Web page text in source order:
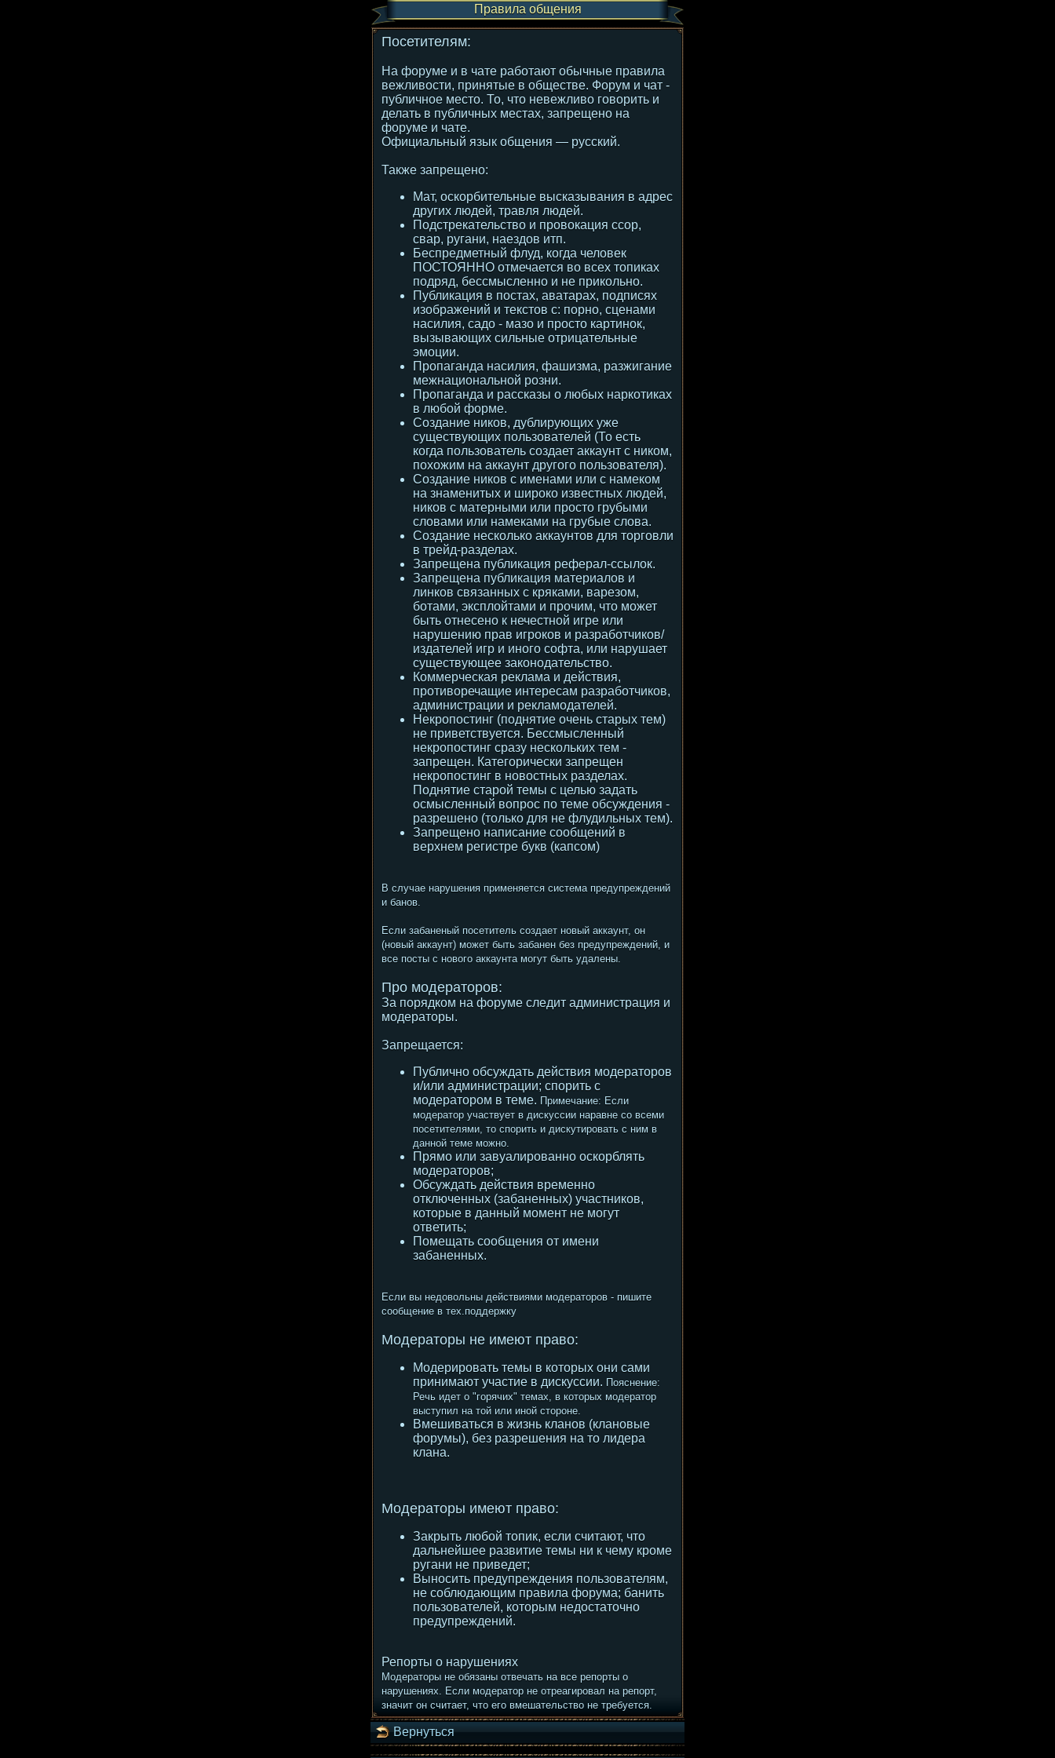
Правила общения
Посетителям:
На форуме и в чате работают обычные правила
вежливости, принятые в обществе. Форум и чат -
публичное место. То, что невежливо говорить и
делать в публичных местах, запрещено на
форуме и чате.
Официальный язык общения — русский.
Также запрещено:
Мат, оскорбительные высказывания в адрес
других людей, травля людей.
Подстрекательство и провокация ссор,
свар, ругани, наездов итп.
Беспредметный флуд, когда человек
ПОСТОЯННО отмечается во всех топиках
подряд, бессмысленно и не прикольно.
Публикация в постах, аватарах, подписях
изображений и текстов с: порно, сценами
насилия, садо - мазо и просто картинок,
вызывающих сильные отрицательные
эмоции.
Пропаганда насилия, фашизма, разжигание
межнациональной розни.
Пропаганда и рассказы о любых наркотиках
в любой форме.
Создание ников, дублирующих уже
существующих пользователей (То есть
когда пользователь создает аккаунт с ником,
похожим на аккаунт другого пользователя).
Создание ников с именами или с намеком
на знаменитых и широко известных людей,
ников с матерными или просто грубыми
словами или намеками на грубые слова.
Создание несколько аккаунтов для торговли
в трейд-разделах.
Запрещена публикация реферал-ссылок.
Запрещена публикация материалов и
линков связанных с кряками, варезом,
ботами, эксплойтами и прочим, что может
быть отнесено к нечестной игре или
нарушению прав игроков и разработчиков/
издателей игр и иного софта, или нарушает
существующее законодательство.
Коммерческая реклама и действия,
противоречащие интересам разработчиков,
администрации и рекламодателей.
Некропостинг (поднятие очень старых тем)
не приветствуется. Бессмысленный
некропостинг сразу нескольких тем -
запрещен. Категорически запрещен
некропостинг в новостных разделах.
Поднятие старой темы с целью задать
осмысленный вопрос по теме обсуждения -
разрешено (только для не флудильных тем).
Запрещено написание сообщений в
верхнем регистре букв (капсом)
В случае нарушения применяется система предупреждений
и банов.
Если забаненый посетитель создает новый аккаунт, он
(новый аккаунт) может быть забанен без предупреждений, и
все посты с нового аккаунта могут быть удалены.
Про модераторов:
За порядком на форуме следит администрация и
модераторы.
Запрещается:
Публично обсуждать действия модераторов
и/или администрации; спорить с
модератором в теме. Примечание: Если
модератор участвует в дискуссии наравне со всеми
посетителями, то спорить и дискутировать с ним в
данной теме можно.
Прямо или завуалированно оскорблять
модераторов;
Обсуждать действия временно
отключенных (забаненных) участников,
которые в данный момент не могут
ответить;
Помещать сообщения от имени
забаненных.
Если вы недовольны действиями модераторов - пишите
сообщение в тех.поддержку
Модераторы не имеют право:
Модерировать темы в которых они сами
принимают участие в дискуссии. Пояснение:
Речь идет о "горячих" темах, в которых модератор
выступил на той или иной стороне.
Вмешиваться в жизнь кланов (клановые
форумы), без разрешения на то лидера
клана.
Модераторы имеют право:
Закрыть любой топик, если считают, что
дальнейшее развитие темы ни к чему кроме
ругани не приведет;
Выносить предупреждения пользователям,
не соблюдающим правила форума; банить
пользователей, которым недостаточно
предупреждений.
Репорты о нарушениях
Модераторы не обязаны отвечать на все репорты о
нарушениях. Если модератор не отреагировал на репорт,
значит он считает, что его вмешательство не требуется.
Вернуться